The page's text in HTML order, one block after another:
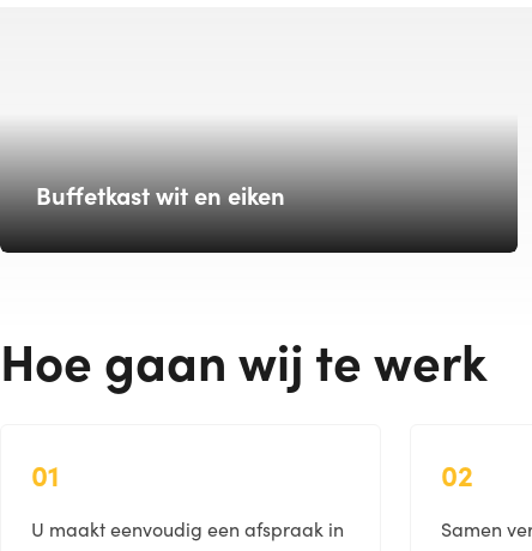
Buffetkast wit en eiken
Hoe gaan wij te werk
01
U maakt eenvoudig een afspraak in
02
Samen